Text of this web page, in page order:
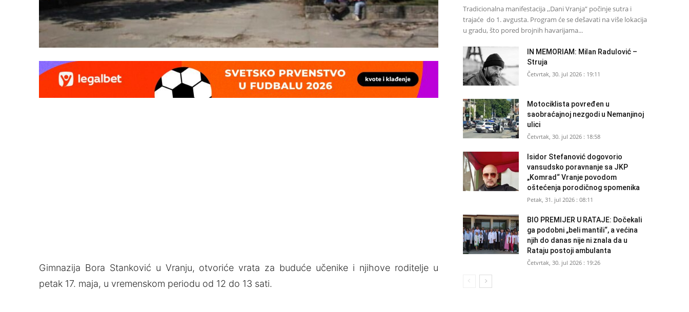
Gimnazija Bora Stanković u Vranju, otvoriće vrata za buduće učenike i njihove roditelje u
petak 17. maja, u vremenskom periodu od 12 do 13 sati.
Tradicionalna manifestacija ,,Dani Vranja” počinje sutra i
trajaće do 1. avgusta. Program će se dešavati na više lokacija
u gradu, što pored brojnih havarijama...
IN MEMORIAM: Milan Radulović –
Struja
Četvrtak, 30. jul 2026 : 19:11
Motociklista povređen u
saobraćajnoj nezgodi u Nemanjinoj
ulici
Četvrtak, 30. jul 2026 : 18:58
Isidor Stefanović dogovorio
vansudsko poravnanje sa JKP
„Komrad“ Vranje povodom
oštećenja porodičnog spomenika
Petak, 31. jul 2026 : 08:11
BIO PREMIJER U RATAJE: Dočekali
ga podobni „beli mantili“, a većina
njih do danas nije ni znala da u
Rataju postoji ambulanta
Četvrtak, 30. jul 2026 : 19:26